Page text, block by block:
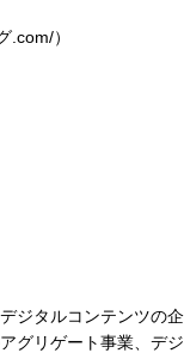
.com/）
ジタルコンテンツの企
グリゲート事業、デジ